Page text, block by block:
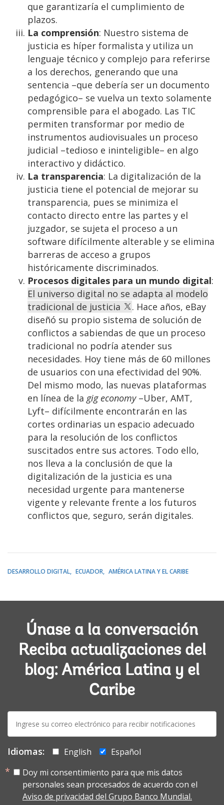
que garantizaría el cumplimiento de
plazos.
La comprensión: Nuestro sistema de
justicia es híper formalista y utiliza un
lenguaje técnico y complejo para referirse
a los derechos, generando que una
sentencia –que debería ser un documento
pedagógico– se vuelva un texto solamente
comprensible para el abogado. Las TIC
permiten transformar por medio de
instrumentos audiovisuales un proceso
judicial –tedioso e ininteligible– en algo
interactivo y didáctico.
La transparencia: La digitalización de la
justicia tiene el potencial de mejorar su
transparencia, pues se minimiza el
contacto directo entre las partes y el
juzgador, se sujeta el proceso a un
software difícilmente alterable y se elimina
barreras de acceso a grupos
históricamente discriminados.
Procesos digitales para un mundo digital:
El universo digital no se adapta al modelo
tradicional de justicia
. Hace años, eBay
diseñó su propio sistema de solución de
conflictos a sabiendas de que un proceso
tradicional no podría atender sus
necesidades. Hoy tiene más de 60 millones
de usuarios con una efectividad del 90%.
Del mismo modo, las nuevas plataformas
en línea de la gig economy –Uber, AMT,
Lyft– difícilmente encontrarán en las
cortes ordinarias un espacio adecuado
para la resolución de los conflictos
suscitados entre sus actores. Todo ello,
nos lleva a la conclusión de que la
digitalización de la justicia es una
necesidad urgente para mantenerse
vigente y relevante frente a los futuros
conflictos que, seguro, serán digitales.
DESARROLLO DIGITAL ECUADOR AMÉRICA LATINA Y EL CARIBE
Únase a la conversación
Reciba actualizaciones del
blog: América Latina y el
Caribe
mail:
Idiomas: English
Español
Doy mi consentimiento para que mis datos
personales sean procesados de acuerdo con el
Aviso de privacidad del Grupo Banco Mundial.